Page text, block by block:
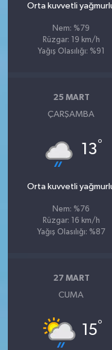
Orta kuvvetli
Nem: %79
Rüzgar: 19 km/h
Yağış Olasılığı: %91
25 MART
ÇARŞAMBA
13°
Orta kuvvetli
Nem: %76
Rüzgar: 16 km/h
Yağış Olasılığı: %87
27 MART
CUMA
15°